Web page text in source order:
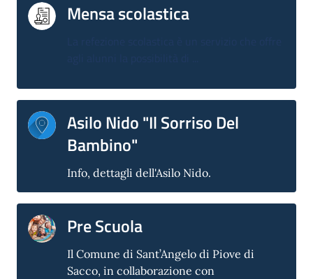
Mensa scolastica
Asilo Nido "Il Sorriso Del
Bambino"
Info, dettagli dell'Asilo Nido.
Pre Scuola
Il Comune di Sant’Angelo di Piove di
Sacco, in collaborazione con